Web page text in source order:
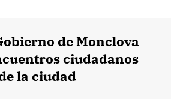
de Monclova
ciudadanos
la ciudad